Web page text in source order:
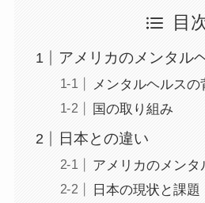
目
アメリカのメンタル
メンタルヘルスの
国の取り組み
日本との違い
アメリカのメン
日本の現状と課題